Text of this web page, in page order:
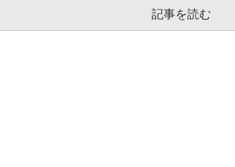
記事を読む